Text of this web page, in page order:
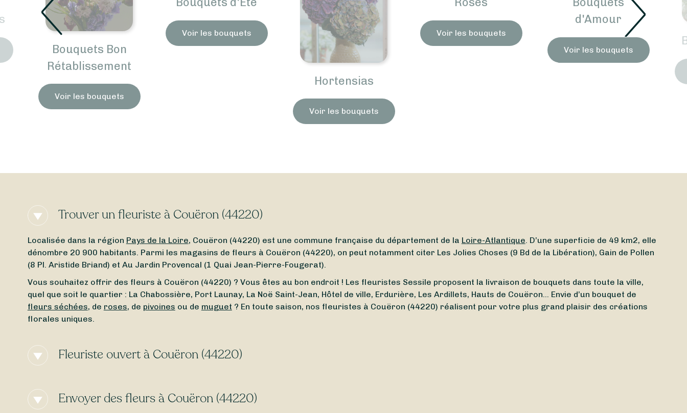
Bon
Voir les bouquets Voir les bouquets
d'Amour
Bouquets Amitié
Trouver un fleuriste à Couëron (44220)
Localisée dans la région Pays de la Loire, Couëron (44220) est une commune française du département de la Loire-Atlantique. D’une superficie de 49 km2, elle
dénombre 20 900 habitants. Parmi les magasins de fleurs à Couëron (44220), on peut notamment citer Les Jolies Choses (9 Bd de la Libération), Gain de Pollen
(8 Pl. Aristide Briand) et Au Jardin Provencal (1 Quai Jean-Pierre-Fougerat).
Vous souhaitez offrir des fleurs à Couëron (44220) ? Vous êtes au bon endroit ! Les fleuristes Sessile proposent la livraison de bouquets dans toute la ville,
quel que soit le quartier : La Chabossière, Port Launay, La Noë Saint-Jean, Hôtel de ville, Erdurière, Les Ardillets, Hauts de Couëron… Envie d’un bouquet de
fleurs séchées, de roses, de pivoines ou de muguet ? En toute saison, nos fleuristes à Couëron (44220) réalisent pour votre plus grand plaisir des créations
florales uniques.
Fleuriste ouvert à Couëron (44220)
un fleuriste ouvert autour de Couëron (44220), même ledimanche
Envoyer des fleurs à Couëron (44220)